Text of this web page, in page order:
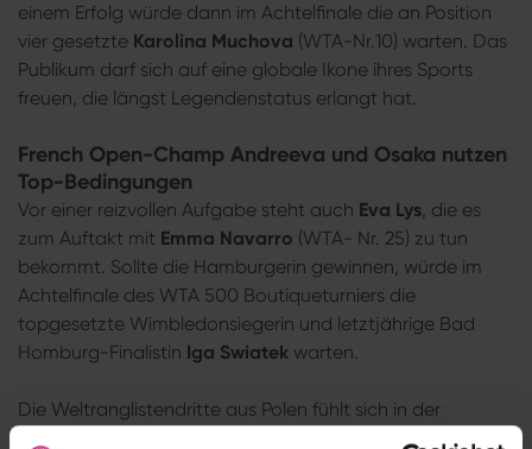
einem Erfolg würde dann im Achtelfinale die an Position
vier gesetzte Karolina Muchova (WTA-Nr.10) warten. Das
Publikum darf sich auf eine globale Ikone ihres Sports
freuen, die längst Legendenstatus erlangt hat.
French Open-Champ Andreeva und Osaka nutzen
Top-Bedingungen
Vor einer reizvollen Aufgabe steht auch Eva Lys, die es
zum Auftakt mit Emma Navarro (WTA- Nr. 25) zu tun
bekommt. Sollte die Hamburgerin gewinnen, würde im
Achtelfinale des WTA 500 Boutiqueturniers die
topgesetzte Wimbledonsiegerin und letztjährige Bad
Homburg-Finalistin Iga Swiatek warten.
Die Weltranglistendritte aus Polen fühlt sich in der
Kurstadt erneut pudelwohl. Wie übrigens auch die